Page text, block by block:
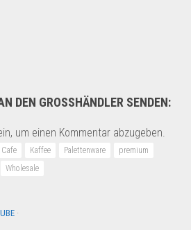
DEN GROSSHÄNDLER SENDEN:
um einen Kommentar abzugeben.
Cafe Kaffee Palettenware
premium
Wholesale
·